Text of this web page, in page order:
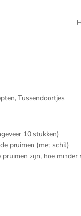
, Tussendoortjes
10 stukken)
pruimen (met schil)
zijn, hoe minder